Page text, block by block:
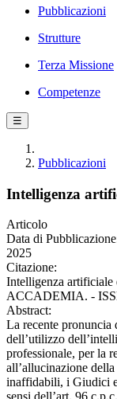
Pubblicazioni
Strutture
Terza Missione
Competenze
☰
Pubblicazioni
Intelligenza
Articolo
Data di
2025
Citazione:
Intelligenza
ACCADEMIA. -
Abstract:
La recente pronuncia
dell’utilizzo
professionale, per la
all’allucinazione
inaffidabili, i Giudici